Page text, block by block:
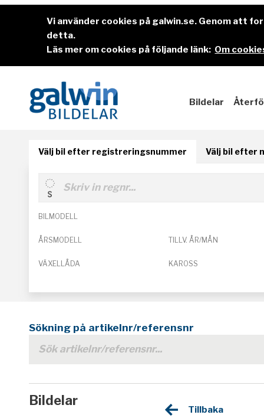
Vi använder cookies på galwin.se. Genom att
detta.
Läs mer om cookies på följande länk: Om
Bildelar
Välj bil efter registreringsnummer Välj bil efter
BILMODELL
ÅRSMODELL TILLV. ÅR/MÅN
VÄXELLÅDA KAROSS
Sökning på artikelnr/referensnr
Bildelar
Tillbaka